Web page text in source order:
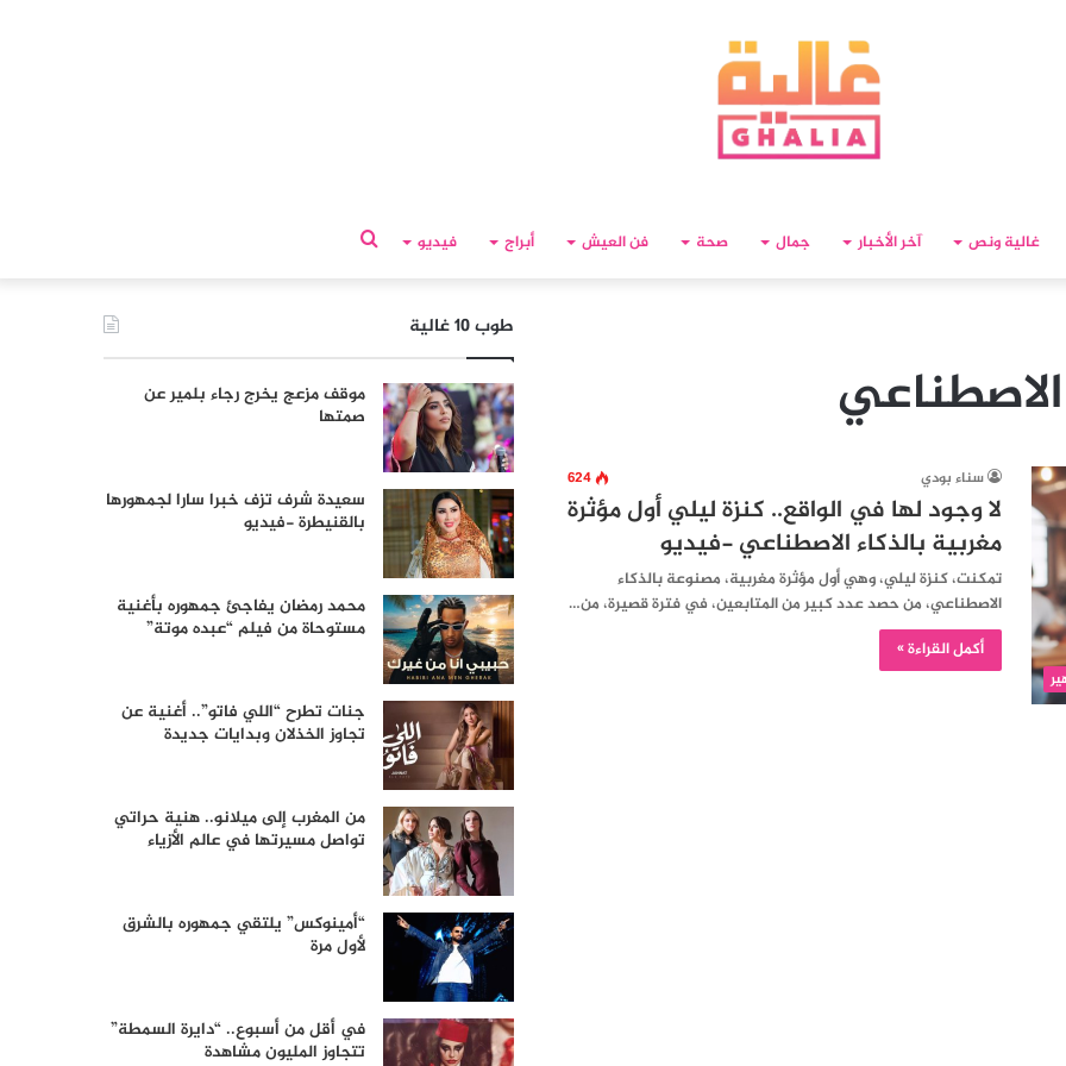
غالية ونص آخر الأخبار جمال صحة فن العيش أبراج فيديو
سناء بودي 624
لا وجود لها في الواقع.. كنزة ليلي أول مؤثرة
مغربية بالذكاء الاصطناعي -فيديو
تمكنت، كنزة ليلي، وهي أول مؤثرة مغربية، مصنوعة بالذكاء
الاصطناعي، من حصد عدد كبير من المتابعين، في فترة قصيرة، من…
أكمل القراءة »
طوب 10 غالية
موقف مزعج يخرج رجاء بلمير عن
صمتها
سعيدة شرف تزف خبرا سارا لجمهورها
بالقنيطرة -فيديو
محمد رمضان يفاجئ جمهوره بأغنية
مستوحاة من فيلم “عبده موتة”
جنات تطرح “اللي فاتو”.. أغنية عن
تجاوز الخذلان وبدايات جديدة
من المغرب إلى ميلانو.. هنية حراتي
تواصل مسيرتها في عالم الأزياء
“أمينوكس” يلتقي جمهوره بالشرق
لأول مرة
في أقل من أسبوع.. “دايرة السمطة”
تتجاوز المليون مشاهدة